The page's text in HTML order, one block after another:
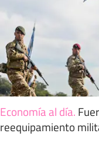
Economía al día.
reequipamiento